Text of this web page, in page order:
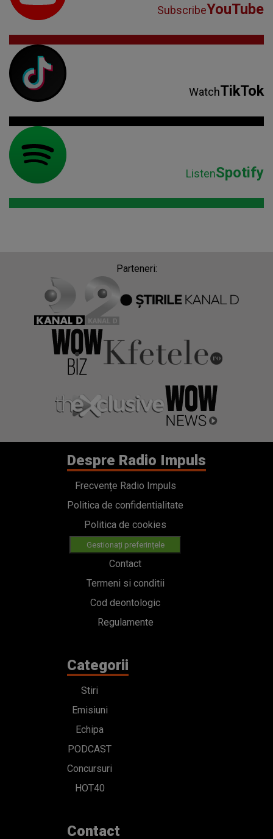
SubscribeYouTube
WatchTikTok
ListenSpotify
Parteneri:
Despre Radio Impuls
Frecvențe Radio Impuls
Politica de confidentialitate
Politica de cookies
Gestionați preferințele
Contact
Termeni si conditii
Cod deontologic
Regulamente
Categorii
Stiri
Emisiuni
Echipa
PODCAST
Concursuri
HOT40
Contact